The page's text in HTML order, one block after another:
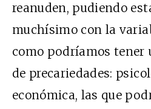
reanuden, pudiendo
muchísimo con la
como podríamos tener
de precariedades:
económica, las que